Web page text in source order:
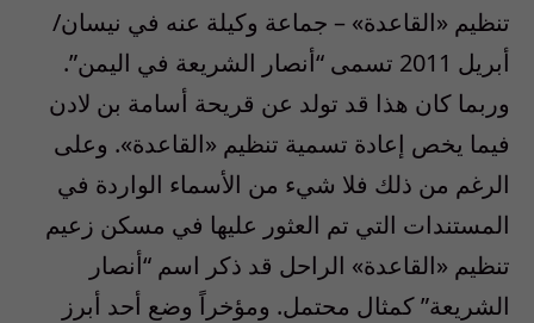
تنظيم «القاعدة» – جماعة وكيلة عنه في نيسان/
أبريل 2011 تسمى “أنصار الشريعة في اليمن”.
وربما كان هذا قد تولد عن قريحة أسامة بن لادن
فيما يخص إعادة تسمية تنظيم «القاعدة». وعلى
الرغم من ذلك فلا شيء من الأسماء الواردة في
المستندات التي تم العثور عليها في مسكن زعيم
تنظيم «القاعدة» الراحل قد ذكر اسم “أنصار
الشريعة” كمثال محتمل. ومؤخراً وضع أحد أبرز